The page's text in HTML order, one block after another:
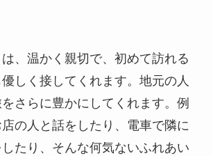
、温かく親切で、初めて訪れる
しく接してくれます。地元の人
さらに豊かにしてくれます。例
の人と話をしたり、電車で隣に
たり、そんな何気ないふれあい